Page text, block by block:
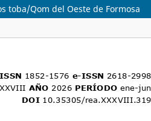
toba/Qom del Oeste de Formosa